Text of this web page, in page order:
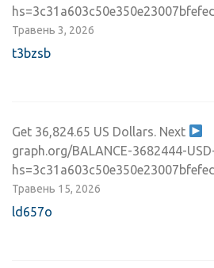
Травень 3, 2026
t3bzsb
Get 36,824.65 US Dollars. Next
graph.org/BALANCE-3682444-
Травень 15, 2026
ld657o